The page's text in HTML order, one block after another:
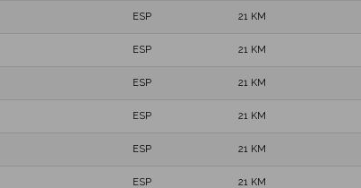
ESP 21 KM
ESP 21 KM
ESP 21 KM
ESP 21 KM
ESP 21 KM
ESP 21 KM